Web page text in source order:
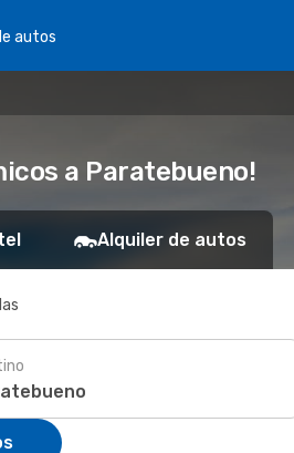
autos
a Paratebueno!
Alquiler de autos